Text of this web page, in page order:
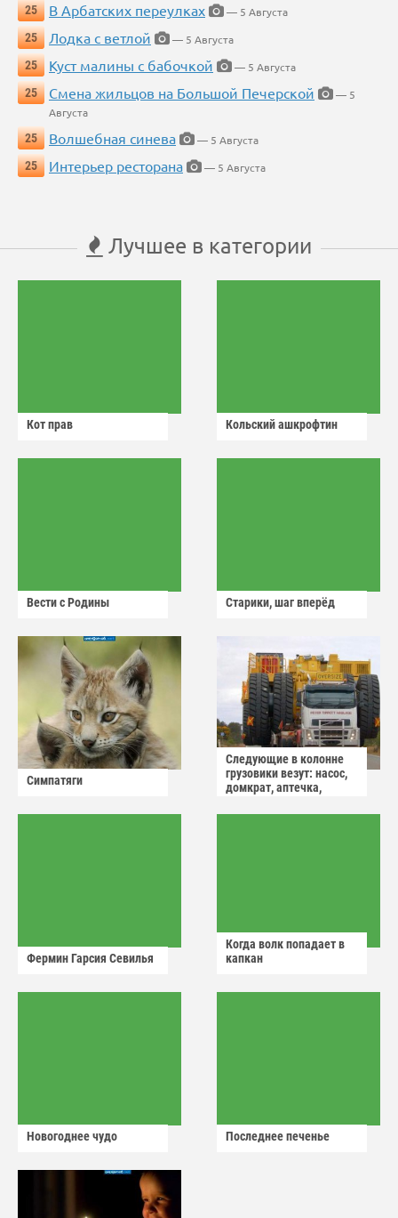
25
В Арбатских переулках
— 5 Августа
25
Лодка с ветлой
— 5 Августа
25
Куст малины с бабочкой
— 5 Августа
25
Смена жильцов на Большой Печерской
— 5
Августа
25
Волшебная синева
— 5 Августа
25
Интерьер ресторана — 5 Августа
Лучшее в категории
Кот прав Кольский ашкрофтин
Вести с Родины Старики, шаг вперёд
Симпатяги
Следующие в колонне
грузовики везут: насос,
домкрат, аптечка,
Фермин Гарсия Севилья
Когда волк попадает в
капкан
Новогоднее чудо Последнее печенье